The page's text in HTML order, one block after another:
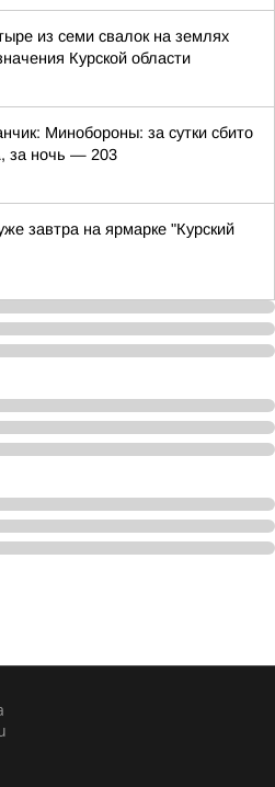
из семи свалок на землях
Курской области
Минобороны: за сутки сбито
за ночь — 203
завтра на ярмарке "Курский